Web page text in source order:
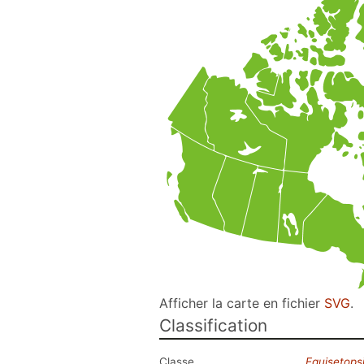
Afficher la carte en fichier SVG.
Classification